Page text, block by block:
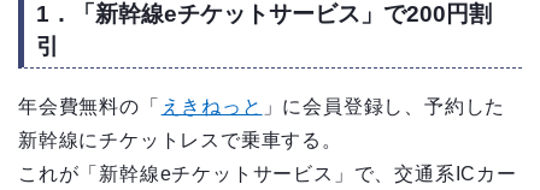
1．「新幹線eチケットサービス」で200円割
引
年会費無料の 「 えきねっと 」に会員登録し、予約した
新幹線にチケットレスで乗車する。
これが「新幹線eチケットサービス」で、交通系ICカー